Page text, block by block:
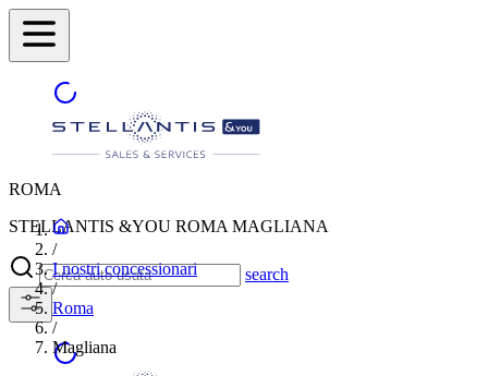
ROMA
STELLANTIS &YOU ROMA MAGLIANA
search
/
I nostri concessionari
/
Roma
/
Magliana